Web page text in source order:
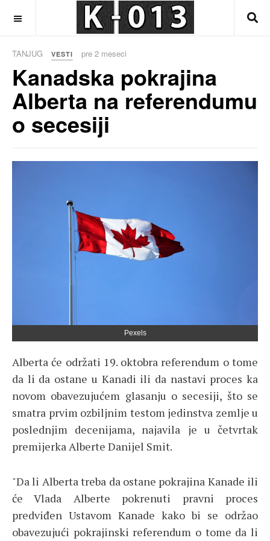
TANJUG VESTI pre 2 meseci
Kanadska pokrajina
Alberta na referendumu
o secesiji
Pexels
Alberta će održati 19. oktobra referendum o tome
da li da ostane u Kanadi ili da nastavi proces ka
novom obavezujućem glasanju o secesiji, što se
smatra prvim ozbiljnim testom jedinstva zemlje u
poslednjim decenijama, najavila je u četvrtak
premijerka Alberte Danijel Smit.
"Da li Alberta treba da ostane pokrajina Kanade ili
će Vlada Alberte pokrenuti pravni proces
predviđen Ustavom Kanade kako bi se održao
obavezujući pokrajinski referendum o tome da li